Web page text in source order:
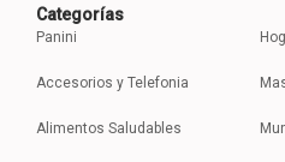
Categorías
Panini
Accesorios y Telefonia
Alimentos Saludables